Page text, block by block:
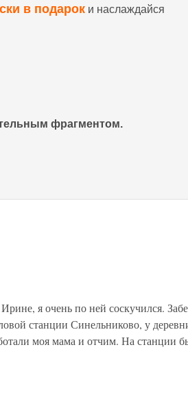
в подарок и наслаждайся
фрагментом.
я очень по ней соскучился.
станции Синельниково, у
моя мама и отчим. На станции